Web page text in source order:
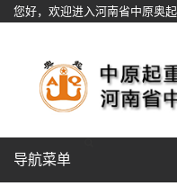
您好，欢迎进入河南省中原奥
导航菜单